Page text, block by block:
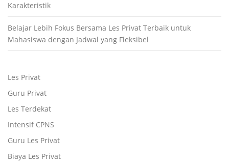
Karakteristik
Belajar Lebih Fokus Bersama Les Privat Terbaik untuk
Mahasiswa dengan Jadwal yang Fleksibel
Les Privat
Guru Privat
Les Terdekat
Intensif CPNS
Guru Les Privat
Biaya Les Privat